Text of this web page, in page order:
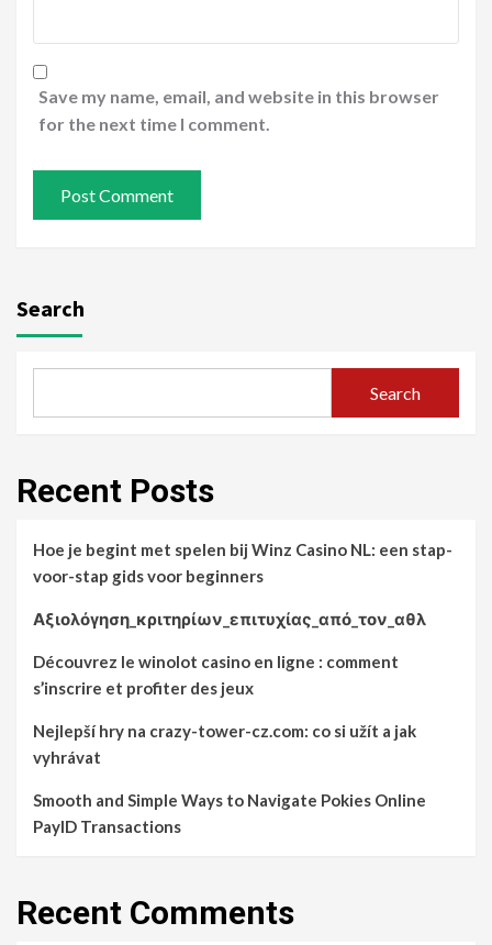
Save my name, email, and website in this browser
for the next time I comment.
Search
Search
Recent Posts
Hoe je begint met spelen bij Winz Casino NL: een stap-
voor-stap gids voor beginners
Αξιολόγηση_κριτηρίων_επιτυχίας_από_τον_αθλ
Découvrez le winolot casino en ligne : comment
s’inscrire et profiter des jeux
Nejlepší hry na crazy-tower-cz.com: co si užít a jak
vyhrávat
Smooth and Simple Ways to Navigate Pokies Online
PayID Transactions
Recent Comments